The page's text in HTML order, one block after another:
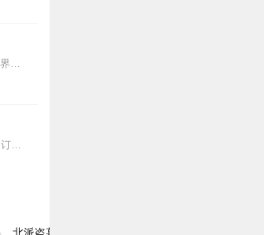
蒸汽与机械的浪潮中，谁能触及非凡？历史和黑暗的迷雾里，又是谁在耳语？我从诡秘中醒来，睁眼看见这个世界：枪械，大炮，巨舰，飞空艇，差分机；魔药，占卜，诅咒，倒吊人...
>>更多好听不套路的燃情有声剧，尽在燃番啦剧场↓年度重磅推荐本专辑为VIP免费专辑每天上午10点5集更新，订阅可以听到最新内容哦！每周抽一个专辑五星优质评论送...